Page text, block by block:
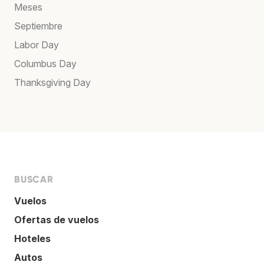
Meses
Septiembre
Labor Day
Columbus Day
Thanksgiving Day
BUSCAR
Vuelos
Ofertas de vuelos
Hoteles
Autos